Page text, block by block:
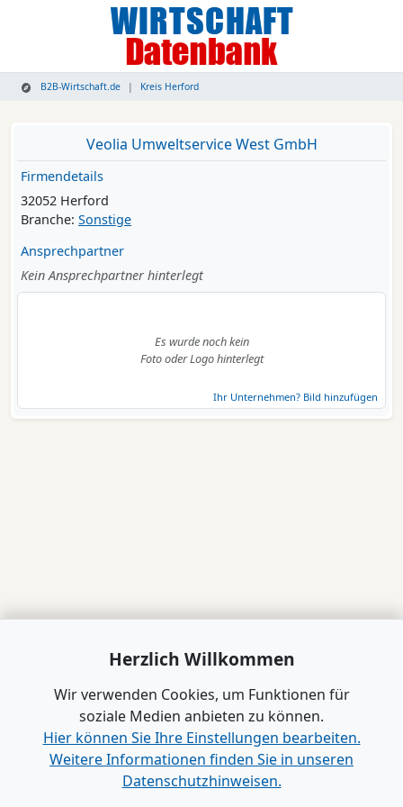
B2B-Wirtschaft.de Kreis Herford
Veolia Umweltservice West GmbH
Firmendetails
32052 Herford
Branche: Sonstige
Ansprechpartner
Kein Ansprechpartner hinterlegt
Es wurde noch kein
Foto oder Logo hinterlegt
Ihr Unternehmen? Bild hinzufügen
Herzlich Willkommen
Wir verwenden Cookies, um Funktionen für
soziale Medien anbieten zu können.
Hier können Sie Ihre Einstellungen bearbeiten.
Weitere Informationen finden Sie in unseren
Datenschutzhinweisen.